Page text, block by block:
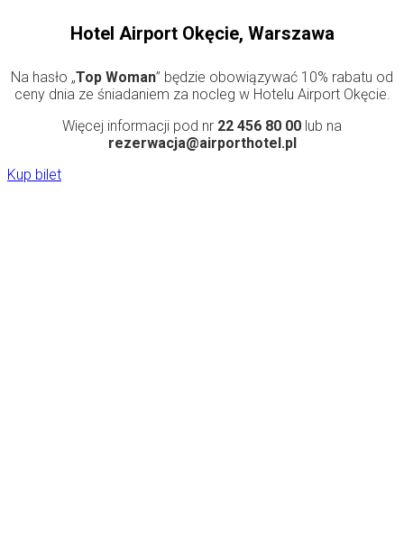
Hotel Airport Okęcie, Warszawa
Na hasło „Top Woman” będzie obowiązywać 10% rabatu od
ceny dnia ze śniadaniem za nocleg w Hotelu Airport Okęcie.
Więcej informacji pod nr 22 456 80 00 lub na
rezerwacja@airporthotel.pl
Kup bilet